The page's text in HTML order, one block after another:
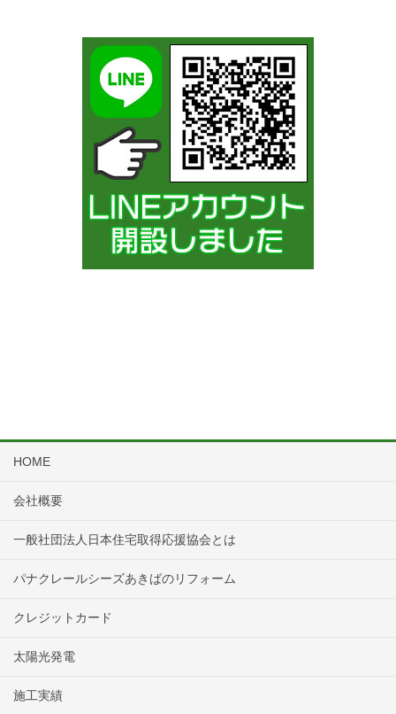
HOME
会社概要
一般社団法人日本住宅取得応援協会とは
パナクレールシーズあきばのリフォーム
クレジットカード
太陽光発電
施工実績